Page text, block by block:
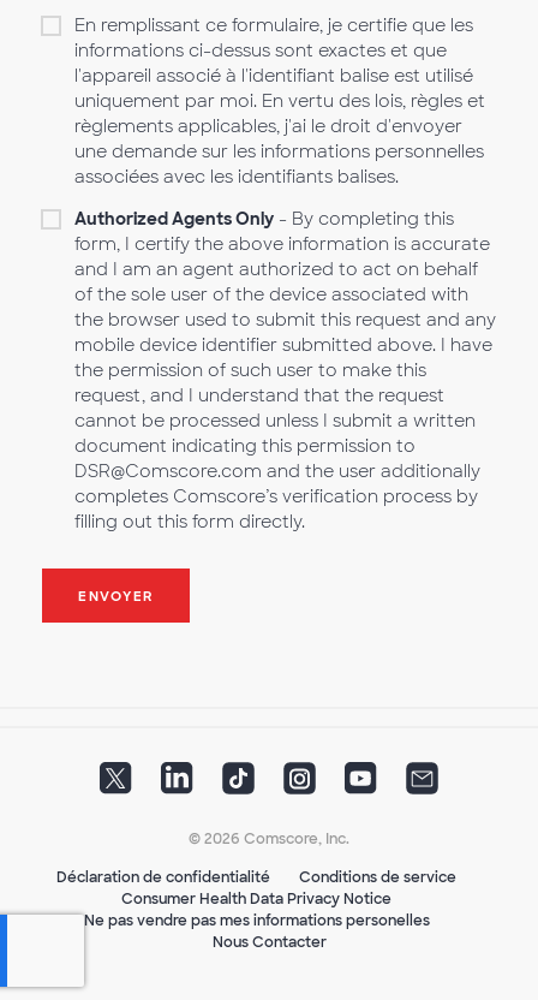
En remplissant ce formulaire, je certifie que les
informations ci-dessus sont exactes et que
l'appareil associé à l'identifiant balise est utilisé
uniquement par moi. En vertu des lois, règles et
règlements applicables, j'ai le droit d'envoyer
une demande sur les informations personnelles
associées avec les identifiants balises.
Authorized Agents Only - By completing this
form, I certify the above information is accurate
and I am an agent authorized to act on behalf
of the sole user of the device associated with
the browser used to submit this request and any
mobile device identifier submitted above. I have
the permission of such user to make this
request, and I understand that the request
cannot be processed unless I submit a written
document indicating this permission to
DSR@Comscore.com and the user additionally
completes Comscore’s verification process by
filling out this form directly.
ENVOYER
© 2026 Comscore, Inc.
Déclaration de confidentialité
Conditions de service
Consumer Health Data Privacy Notice
Ne pas vendre pas mes informations personelles
Nous Contacter